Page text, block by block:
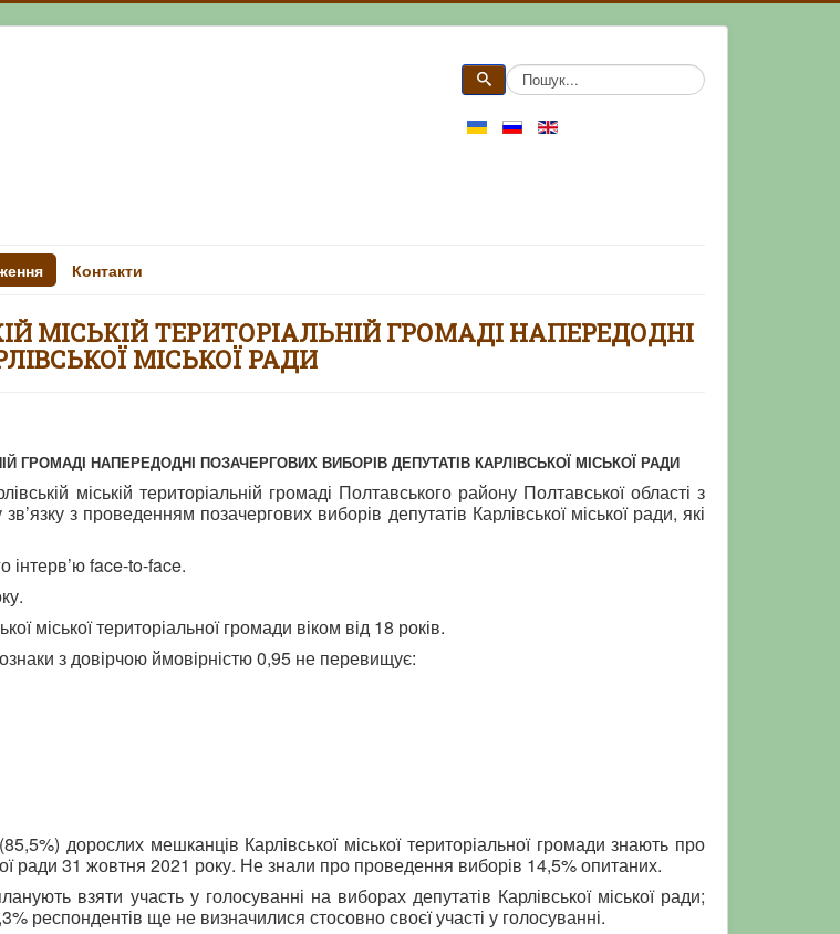
Контакти
МІСЬКІЙ ТЕРИТОРІАЛЬНІЙ ГРОМАДІ НАПЕРЕДОДНІ
МІСЬКОЇ РАДИ
ГРОМАДІ НАПЕРЕДОДНІ ПОЗАЧЕРГОВИХ ВИБОРІВ ДЕПУТАТІВ КАРЛІВСЬКОЇ МІСЬКОЇ РАДИ
міській територіальній громаді Полтавського району Полтавської області з
з проведенням позачергових виборів депутатів Карлівської міської ради, які
інтерв’ю face-to-face.
міської територіальної громади віком від 18 років.
з довірчою ймовірністю 0,95 не перевищує:
дорослих мешканців Карлівської міської територіальної громади знають про
ради 31 жовтня 2021 року. Не знали про проведення виборів 14,5% опитаних.
взяти участь у голосуванні на виборах депутатів Карлівської міської ради;
респондентів ще не визначилися стосовно своєї участі у голосуванні.